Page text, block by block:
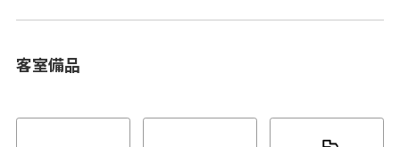
客室備品